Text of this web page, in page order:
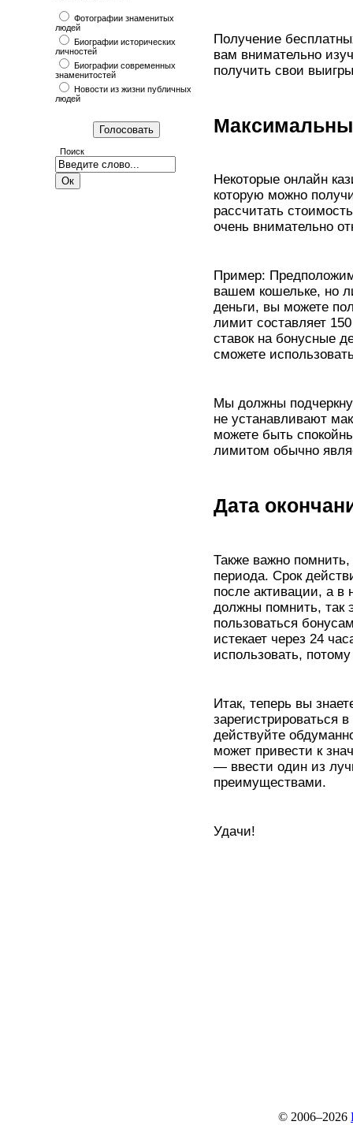
Фотографии знаменитых
людей
Биографии исторических
личностей
Биографии современных
знаменитостей
Новости из жизни публичных
людей
Поиск
Получение
вам внимательно
получить свои
Некоторые онлайн
которую можно
рассчитать
очень внимательно
Пример:
вашем кошельке, но
деньги, вы можете
лимит составляет
ставок на бонусные
сможете
Мы должны
не устанавливают
можете быть
лимитом обычно
Дата
Также важно
периода. Срок
после активации, а в
должны помнить, так
пользоваться
истекает через 24
использовать,
Итак, теперь вы
зарегистрироваться
действуйте
может привести к
— ввести один из
преимуществами.
Удачи!
© 2006–2026